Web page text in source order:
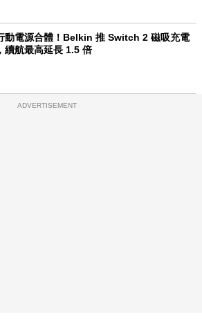
動電源合體！Belkin 推 Switch 2 磁吸充電
續航最高延長 1.5 倍
ADVERTISEMENT